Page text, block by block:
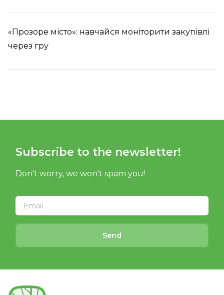
«Прозоре місто»: навчайся моніторити закупівлі
через гру
Subscribe to the newsletter!
Don't worry, we won't spam you!
Send